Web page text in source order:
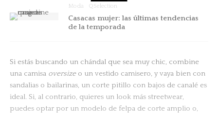
Moda QSelection
Casacas mujer: las últimas tendencias
de la temporada
Si estás buscando un chándal que sea muy chic, combine
una camisa oversizeo un vestido camisero, y vaya bien con
sandalias o bailarinas, un corte pitillo con bajos de canalé es
ideal. Si, al contrario, quieres un look más streetwear,
puedes optar por un modelo de felpa de corte amplio o,